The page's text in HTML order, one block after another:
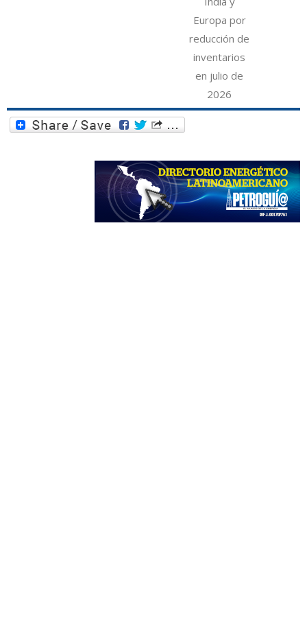
Europa por
reducción de
inventarios
en julio de
2026